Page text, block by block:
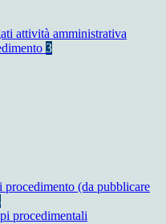
attività amministrativa
3
procedimento (da pubblicare
procedimentali